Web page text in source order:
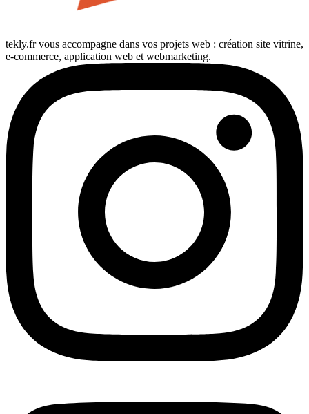
tekly.fr vous accompagne dans vos projets web : création site vitrine,
e-commerce, application web et webmarketing.